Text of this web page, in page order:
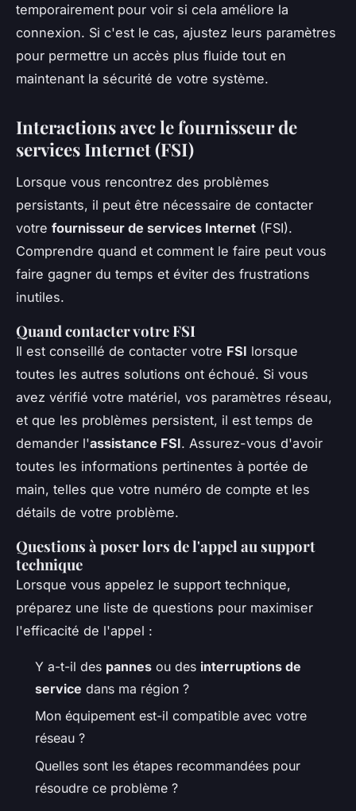
temporairement pour voir si cela améliore la
connexion. Si c'est le cas, ajustez leurs paramètres
pour permettre un accès plus fluide tout en
maintenant la sécurité de votre système.
Interactions avec le fournisseur de
services Internet (FSI)
Lorsque vous rencontrez des problèmes
persistants, il peut être nécessaire de contacter
votre fournisseur de services Internet (FSI).
Comprendre quand et comment le faire peut vous
faire gagner du temps et éviter des frustrations
inutiles.
Quand contacter votre FSI
Il est conseillé de contacter votre FSI lorsque
toutes les autres solutions ont échoué. Si vous
avez vérifié votre matériel, vos paramètres réseau,
et que les problèmes persistent, il est temps de
demander l'assistance FSI. Assurez-vous d'avoir
toutes les informations pertinentes à portée de
main, telles que votre numéro de compte et les
détails de votre problème.
Questions à poser lors de l'appel au support
technique
Lorsque vous appelez le support technique,
préparez une liste de questions pour maximiser
l'efficacité de l'appel :
Y a-t-il des pannes ou des interruptions de
service dans ma région ?
Mon équipement est-il compatible avec votre
réseau ?
Quelles sont les étapes recommandées pour
résoudre ce problème ?